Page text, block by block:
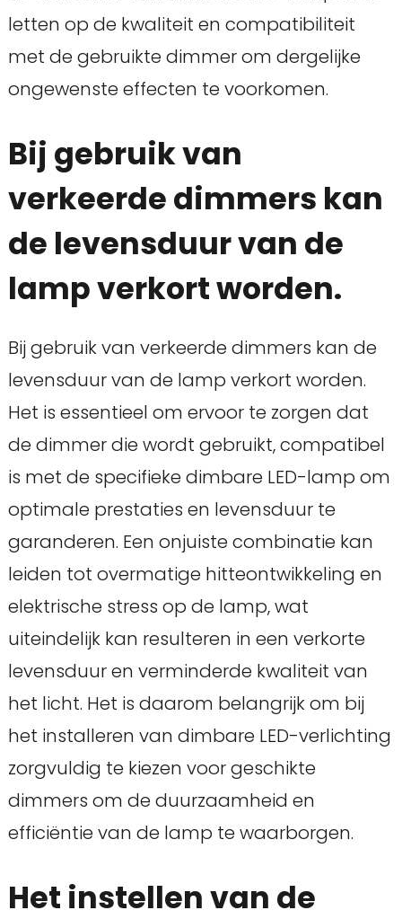
letten op de kwaliteit en compatibiliteit
met de gebruikte dimmer om dergelijke
ongewenste effecten te voorkomen.
Bij gebruik van
verkeerde dimmers kan
de levensduur van de
lamp verkort worden.
Bij gebruik van verkeerde dimmers kan de
levensduur van de lamp verkort worden.
Het is essentieel om ervoor te zorgen dat
de dimmer die wordt gebruikt, compatibel
is met de specifieke dimbare LED-lamp om
optimale prestaties en levensduur te
garanderen. Een onjuiste combinatie kan
leiden tot overmatige hitteontwikkeling en
elektrische stress op de lamp, wat
uiteindelijk kan resulteren in een verkorte
levensduur en verminderde kwaliteit van
het licht. Het is daarom belangrijk om bij
het installeren van dimbare LED-verlichting
zorgvuldig te kiezen voor geschikte
dimmers om de duurzaamheid en
efficiëntie van de lamp te waarborgen.
Het instellen van de